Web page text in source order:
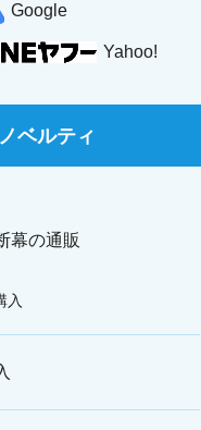
Google
Yahoo!
ベルティ
幕の通販
入